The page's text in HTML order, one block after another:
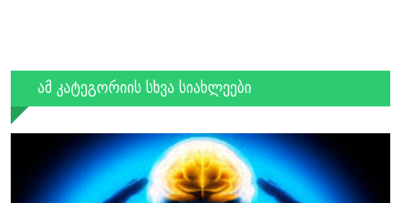
ამ კატეგორიის სხვა სიახლეები